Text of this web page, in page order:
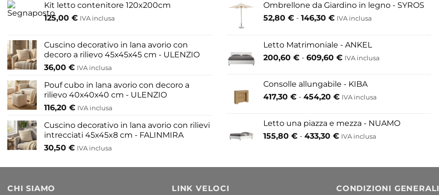
opzioni
possono
scelte
pagina
prodotto
opzioni
Kit letto contenitore 120x200cm
125,00 € IVA inclusa
Cuscino decorativo in lana avorio con
decoro a rilievo 45x45x45 cm - ULENZIO
36,00 € IVA inclusa
Pouf cubo in lana avorio con decoro a
rilievo 40x40x40 cm - ULENZIO
116,20 € IVA inclusa
Cuscino decorativo in lana avorio con rilievi
intrecciati 45x45x8 cm - FALINMIRA
30,50 € IVA inclusa
Ombrellone da Giardino in legno - SYROS
52,80 € - 146,30 €Fascia
da
52,80 €
146,30 €
IVA inclusa
Letto Matrimoniale - ANKEL
200,60 € - 609,60 €Fascia
da
200,60 €
609,60 €
IVA inclusa
Consolle allungabile - KIBA
417,30 € - 454,20 €Fascia
da
417,30 €
IVA inclusa
Letto una piazza e mezza - NUAMO
155,80 € - 433,30 €Fascia
da
a
IVA inclusa
CHI SIAMO LINK VELOCI CONDIZIONI GENERALI